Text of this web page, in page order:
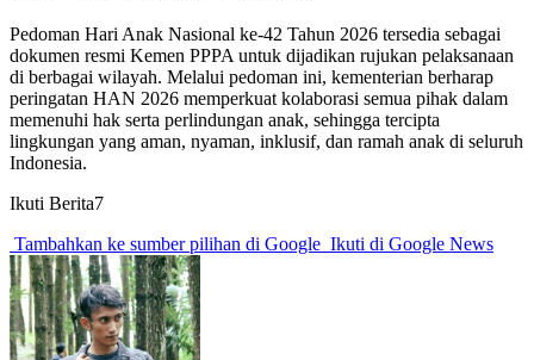
Pedoman Hari Anak Nasional ke-42 Tahun 2026 tersedia sebagai
dokumen resmi Kemen PPPA untuk dijadikan rujukan pelaksanaan
di berbagai wilayah. Melalui pedoman ini, kementerian berharap
peringatan HAN 2026 memperkuat kolaborasi semua pihak dalam
memenuhi hak serta perlindungan anak, sehingga tercipta
lingkungan yang aman, nyaman, inklusif, dan ramah anak di seluruh
Indonesia.
Ikuti Berita7
Tambahkan ke sumber pilihan di Google Ikuti di Google News